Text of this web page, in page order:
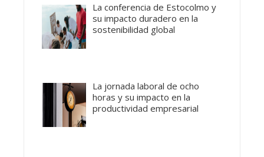
La conferencia de Estocolmo y
su impacto duradero en la
sostenibilidad global
La jornada laboral de ocho
horas y su impacto en la
productividad empresarial